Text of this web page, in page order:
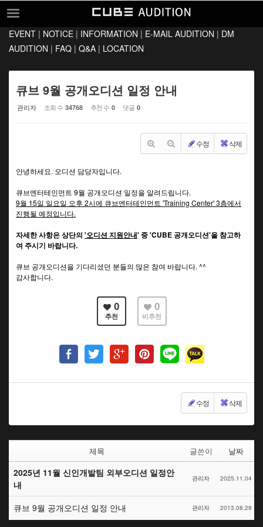
EVENT
INFORMATION
E-MAIL AUDITION
Q&A
LOCATION
EVENT | NOTICE | INFORMATION | E-MAIL AUDITION | DM
AUDITION | FAQ | Q&A | LOCATION
큐브 9월 공개오디션 일정 안내
관리자 조회 수 34768 추천 수 0 댓글 0
수정 삭제
안녕하세요. 오디션 담당자입니다.
큐브엔터테인먼트 9월 공개오디션 일정을 알려드립니다.
9월 15일 일요일 오후 2시에 큐브엔터테인먼트 'Training Center' 3층에서
진행될 예정입니다.
자세한 사항은 상단의 '오디션 지원안내' 중 'CUBE 공개오디션'을 참고하
여 주시기 바랍니다.
큐브 공개오디션을 기다리셨던 분들의 많은 참여 바랍니다. ^^
감사합니다.
0
추천
0
비추천
수정 삭제
제목 글쓴이 날짜
2025년 11월 신인개발팀 외부오디션 일정안
내
관리자 2025.11.04
큐브 9월 공개오디션 일정 안내 관리자 2013.08.29